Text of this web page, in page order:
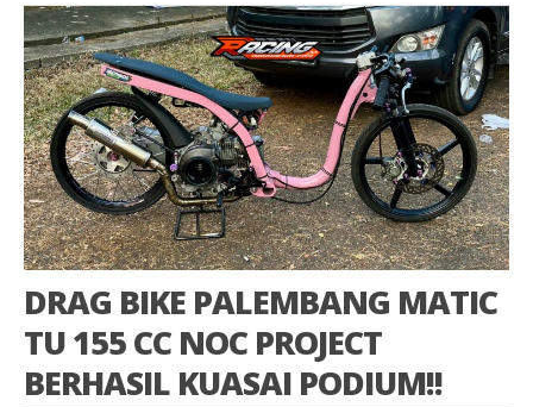
DRAG BIKE PALEMBANG MATIC
TU 155 CC NOC PROJECT
BERHASIL KUASAI PODIUM!!